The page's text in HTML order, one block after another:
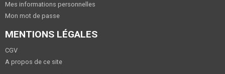
Mes informations personnelles
Mon mot de passe
MENTIONS LÉGALES
CGV
A propos de ce site